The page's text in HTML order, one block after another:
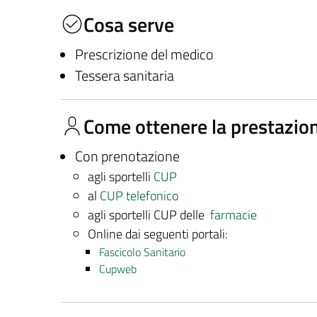
Cosa serve
Prescrizione del medico
Tessera sanitaria
Come ottenere la
Con prenotazione
agli sportelli CUP
al CUP telefonico
agli sportelli CUP delle farmacie
Online dai seguenti portali:
Fascicolo Sanitario
Cupweb